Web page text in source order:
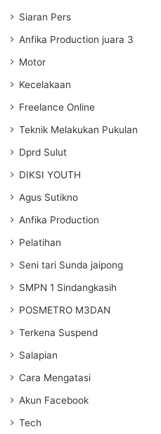
Siaran Pers
Anfika Production juara 3
Motor
Kecelakaan
Freelance Online
Teknik Melakukan Pukulan
Dprd Sulut
DIKSI YOUTH
Agus Sutikno
Anfika Production
Pelatihan
Seni tari Sunda jaipong
SMPN 1 Sindangkasih
POSMETRO M3DAN
Terkena Suspend
Salapian
Cara Mengatasi
Akun Facebook
Tech